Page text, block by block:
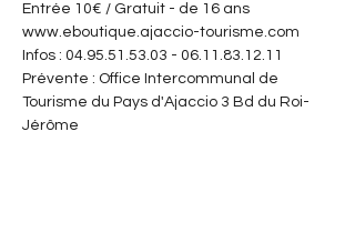
Entrée 10€ / Gratuit - de 16 ans
www.eboutique.ajaccio-tourisme.com
Infos : 04.95.51.53.03 - 06.11.83.12.11
Prévente : Office Intercommunal de
Tourisme du Pays d'Ajaccio 3 Bd du Roi-
Jérôme